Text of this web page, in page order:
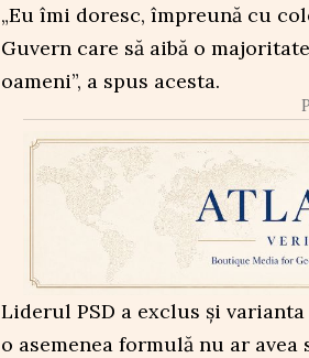
„Eu îmi doresc, împreună cu
Guvern care să aibă o
oameni”, a spus acesta.
Liderul PSD a exclus și
o asemenea formulă nu ar